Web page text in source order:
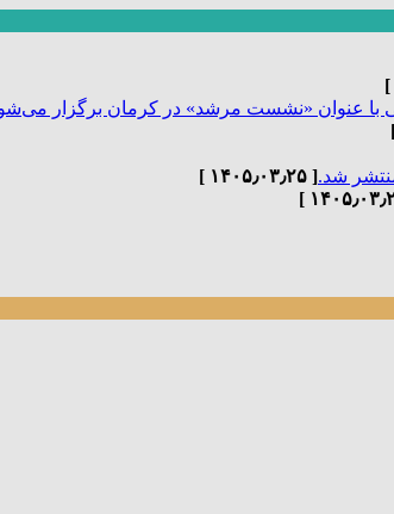
عنوان «نشست مرشد» در کرمان برگزار
شد.[ ۱۴۰۵٫۰۳٫۲۵ ]